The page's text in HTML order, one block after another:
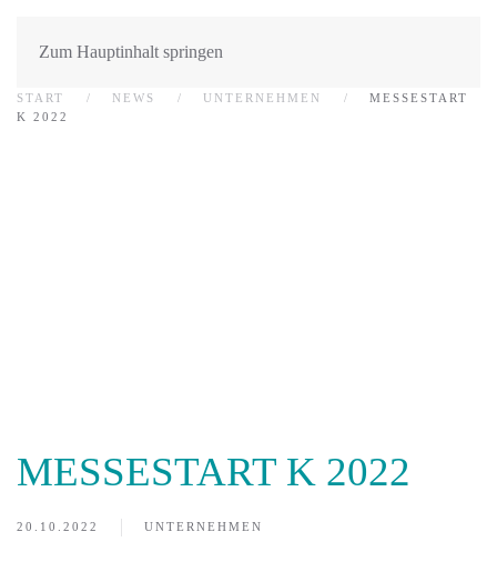
Zum Hauptinhalt springen
START NEWS UNTERNEHMEN
MESSESTART
K 2022
MESSESTART K 2022
20.10.2022 UNTERNEHMEN